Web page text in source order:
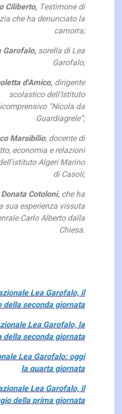
Ciliberto, Testimone di
che ha denunciato la
camorra;
Garofalo, sorella di Lea
Garofalo;
d'Amico, dirigente
scolastico dell’Istituto
“Nicola da
Guardiagrele”;
Marsibilio, docente di
economia e relazioni
Algeri Marino
di Casoli;
Cotoloni, che ha
sua esperienza vissuta
Carlo Alberto dalla
Chiesa.
Lea Garofalo, il
della seconda giornata
Lea Garofalo, la
della seconda giornata
Lea Garofalo: oggi
la quarta giornata
Lea Garofalo, il
della prima giornata